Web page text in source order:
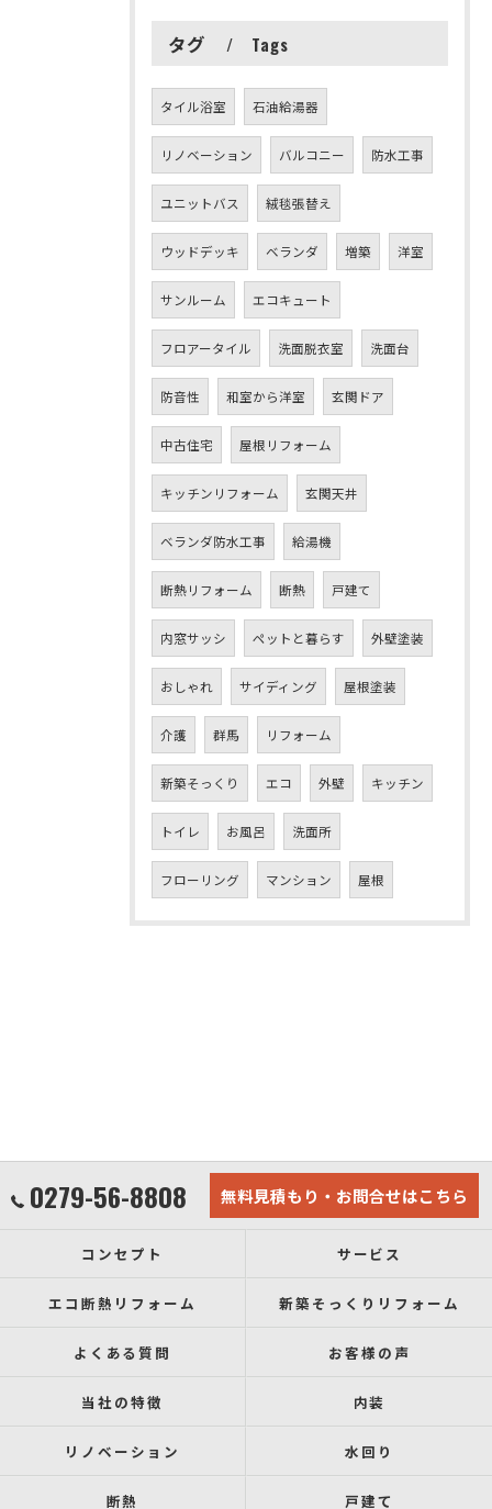
タグ Tags
タイル浴室 石油給湯器
リノベーション バルコニー 防水工事
ユニットバス 絨毯張替え
ウッドデッキ ベランダ 増築 洋室
サンルーム エコキュート
フロアータイル 洗面脱衣室 洗面台
防音性 和室から洋室 玄関ドア
中古住宅 屋根リフォーム
キッチンリフォーム 玄関天井
ベランダ防水工事 給湯機
断熱リフォーム 断熱 戸建て
内窓サッシ ペットと暮らす 外壁塗装
おしゃれ サイディング 屋根塗装
介護 群馬 リフォーム
新築そっくり エコ 外壁 キッチン
トイレ お風呂 洗面所
フローリング マンション 屋根
0279-56-8808 無料見積もり・お問合せはこちら
コンセプト サービス
エコ断熱リフォーム 新築そっくりリフォーム
よくある質問 お客様の声
当社の特徴 内装
リノベーション 水回り
断熱 戸建て